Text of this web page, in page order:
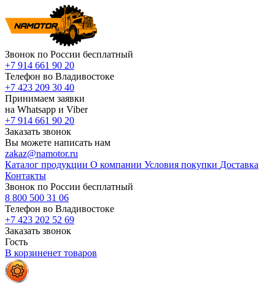
Звонок по России бесплатный
+7 914 661 90 20
Телефон во Владивостоке
+7 423 209 30 40
Принимаем заявки
на Whatsapp и Viber
+7 914 661 90 20
Заказать звонок
Вы можете написать нам
zakaz@namotor.ru
Каталог продукции О компании Условия покупки Доставка
Контакты
Звонок по России бесплатный
8 800 500 31 06
Телефон во Владивостоке
+7 423 202 52 69
Заказать звонок
Гость
В корзиненет товаров